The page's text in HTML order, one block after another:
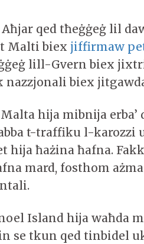
qed tħeġġeġ lil
Malti biex jiffirmaw
lill-Gvern biex
nazzjonali biex
hija mibnija
t-traffiku l-karozzi
hija ħażina ħafna.
mard, fosthom
Island hija waħda
se tkun qed tinbidel